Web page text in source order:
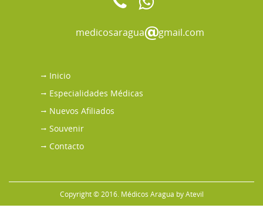
medicosaraguagmail.com
Inicio
Especialidades Médicas
Nuevos Afiliados
Souvenir
Contacto
Copyright © 2016. Médicos Aragua byAtevil